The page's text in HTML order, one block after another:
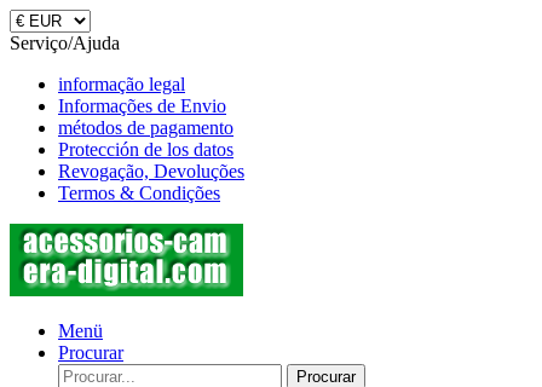
Serviço/Ajuda
informação legal
Informações de Envio
métodos de pagamento
Protección de los datos
Revogação, Devoluções
Termos & Condições
Menü
Procurar
Procurar